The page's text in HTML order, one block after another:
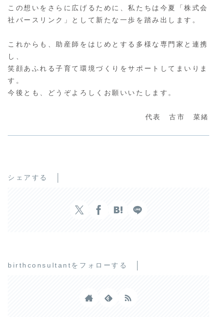
この想いをさらに広げるために、私たちは今夏「株式会
社バースリンク」として新たな一歩を踏み出します。
これからも、助産師をはじめとする多様な専門家と連携
し、
笑顔あふれる子育て環境づくりをサポートしてまいりま
す。
今後とも、どうぞよろしくお願いいたします。
代表 古市 菜緒
シェアする
birthconsultantをフォローする